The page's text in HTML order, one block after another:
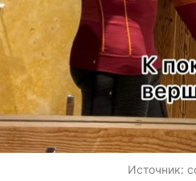
Источник: